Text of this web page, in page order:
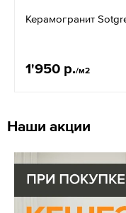
Керамогранит
1'950 р./м2
Наши акции